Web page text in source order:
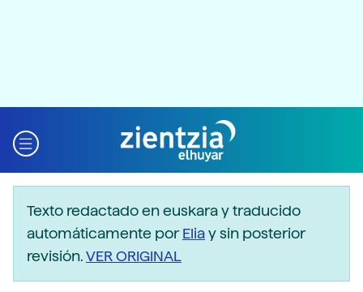
Texto redactado en euskara y traducido
automáticamente porEliay sin posterior
revisión.VER ORIGINAL